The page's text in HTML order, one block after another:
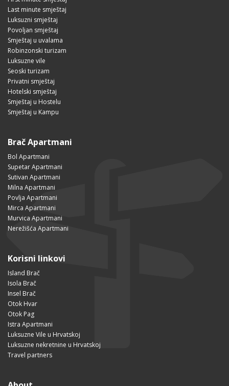
Last minute smještaj
Luksuzni smještaj
Povoljan smještaj
Smještaj u uvalama
Robinzonski turizam
Luksuzne vile
Seoski turizam
Privatni smještaj
Hotelski smještaj
Smještaj u Hostelu
Smještaj u Kampu
Brač Apartmani
Bol Apartmani
Supetar Apartmani
Sutivan Apartmani
Milna Apartmani
Povlja Apartmani
Mirca Apartmani
Murvica Apartmani
Nerežišća Apartmani
Korisni linkovi
Island Brač
Isola Brač
Insel Brač
Otok Hvar
Otok Pag
Istra Apartmani
Luksuzne Vile u Hrvatskoj
Luksuzne nekretnine u Hrvatskoj
Travel partners